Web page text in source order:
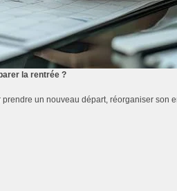
la rentrée ?
un nouveau départ, réorganiser son